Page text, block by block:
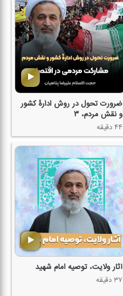
ضرورت تحول در روش ادارۀ كشور
و نقش مردم، ۳
۴۴ دقیقه
آثار ولایت، توصیه امام شهید
۳۷ دقیقه